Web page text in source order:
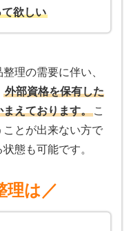
欲しい
理の需要に伴い、
外部資格を保有した
えております。こ
とが出来ない方で
態も可能です。
理は／